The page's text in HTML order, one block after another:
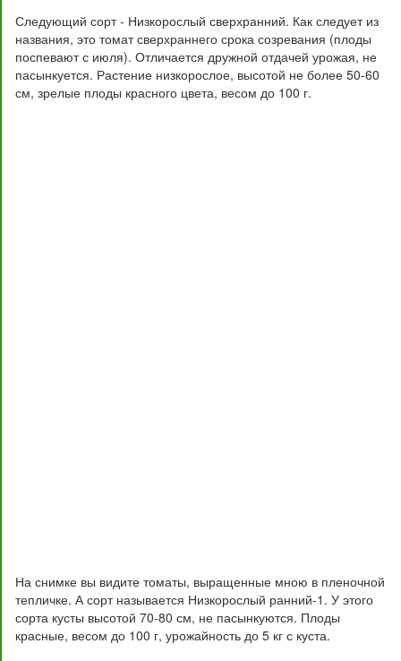
Следующий сорт - Низкорослый сверхранний. Как следует из
названия, это томат сверхраннего срока созревания (плоды
поспевают с июля). Отличается дружной отдачей урожая, не
пасынкуется. Растение низкорослое, высотой не более 50-60
см, зрелые плоды красного цвета, весом до 100 г.
На снимке вы видите томаты, выращенные мною в пленочной
тепличке. А сорт называется Низкорослый ранний-1. У этого
сорта кусты высотой 70-80 см, не пасынкуются. Плоды
красные, весом до 100 г, урожайность до 5 кг с куста.